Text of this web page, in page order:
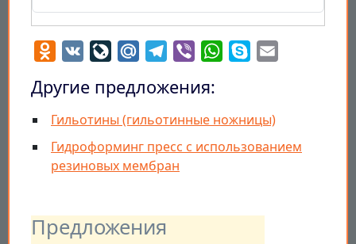
Предложения
Odnoklassniki
VK LiveJournal
Mail.RuTelegram
Viber WhatsApp
Skype
Другие предложения:
Гильотины (гильотинные ножницы)
Гидроформинг пресс с использованием
резиновых мембран